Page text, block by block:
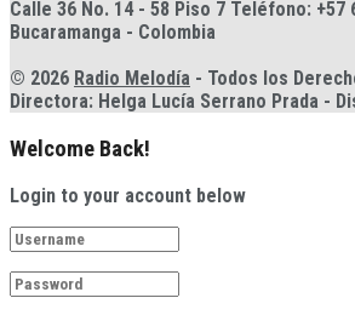
Calle 36 No. 14 - 58 Piso 7 Teléfono: +57
Bucaramanga - Colombia
© 2026 Radio Melodía - Todos los
Directora: Helga Lucía Serrano Prada -
Welcome Back!
Login to your account below